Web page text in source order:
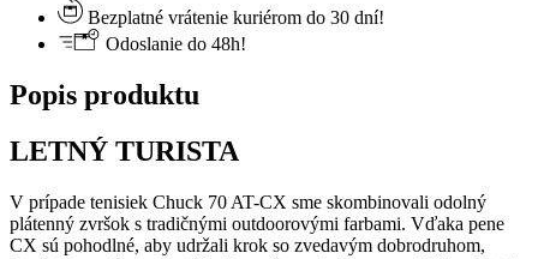
Bezplatné vrátenie kuriérom do 30 dní!
Odoslanie do 48h!
Popis produktu
LETNÝ TURISTA
V prípade tenisiek Chuck 70 AT-CX sme skombinovali odolný
plátenný zvršok s tradičnými outdoorovými farbami. Vďaka pene
CX sú pohodlné, aby udržali krok so zvedavým dobrodruhom,